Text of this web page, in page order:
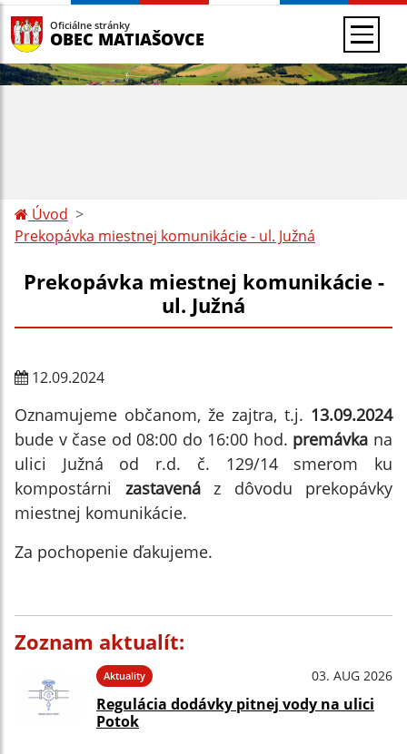
Oficiálne stránky
OBEC MATIAŠOVCE
Úvod
Prekopávka miestnej komunikácie - ul. Južná
Prekopávka miestnej komunikácie -
ul. Južná
12.09.2024
Oznamujeme občanom, že zajtra, t.j. 13.09.2024
bude v čase od 08:00 do 16:00 hod. premávka na
ulici Južná od r.d. č. 129/14 smerom ku
kompostárni zastavenáz dôvodu prekopávky
miestnej komunikácie.
Za pochopenie ďakujeme.
Zoznam aktualít:
Aktuality 03. AUG 2026
Regulácia dodávky pitnej vody na ulici
Potok